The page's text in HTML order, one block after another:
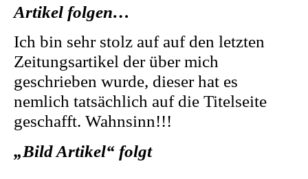
Artikel folgen…
Ich bin sehr stolz auf auf den letzten
Zeitungsartikel der über mich
geschrieben wurde, dieser hat es
nemlich tatsächlich auf die Titelseite
geschafft. Wahnsinn!!!
„Bild Artikel“ folgt